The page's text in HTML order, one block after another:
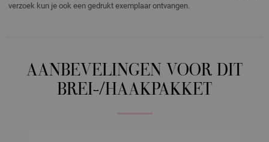
verzoek kun je ook een gedrukt exemplaar ontvangen.
AANBEVELINGEN VOOR DIT
BREI-/HAAKPAKKET